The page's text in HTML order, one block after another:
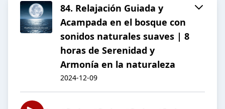
84. Relajación Guiada y
Acampada en el bosque con
sonidos naturales suaves | 8
horas de Serenidad y
Armonía en la naturaleza
2024-12-09